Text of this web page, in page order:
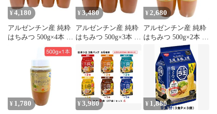
¥4,180
アルゼンチン産 純粋
はちみつ 500g×4本 蜂
蜜 ハチミツ 大容量
¥ 3,480
アルゼンチン産 純粋
はちみつ 500g×3本 蜂
¥ 2,680
アルゼンチン産 純粋
はちみつ 500g×2本 蜂
蜜 ハチミツ 大容量
¥ 1,780 ¥3,980 ¥ 1,880